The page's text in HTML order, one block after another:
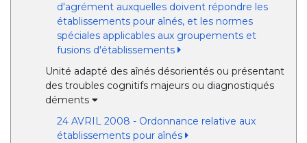
d'agrément auxquelles doivent répondre les
établissements pour aînés, et les normes
spéciales applicables aux groupements et
fusions d'établissements
Unité adapté des aînés désorientés ou présentant
des troubles cognitifs majeurs ou diagnostiqués
déments
24 AVRIL 2008 - Ordonnance relative aux
établissements pour aînés